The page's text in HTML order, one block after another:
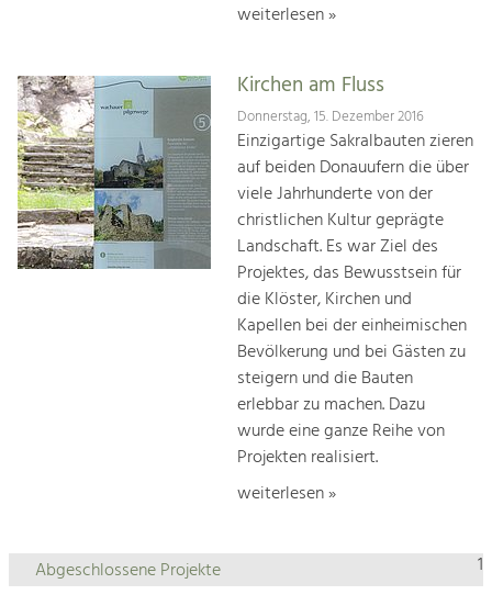
weiterlesen »
Kirchen am Fluss
Donnerstag, 15. Dezember 2016
Einzigartige Sakralbauten zieren
auf beiden Donauufern die über
viele Jahrhunderte von der
christlichen Kultur geprägte
Landschaft. Es war Ziel des
Projektes, das Bewusstsein für
die Klöster, Kirchen und
Kapellen bei der einheimischen
Bevölkerung und bei Gästen zu
steigern und die Bauten
erlebbar zu machen. Dazu
wurde eine ganze Reihe von
Projekten realisiert.
weiterlesen »
1
Abgeschlossene Projekte